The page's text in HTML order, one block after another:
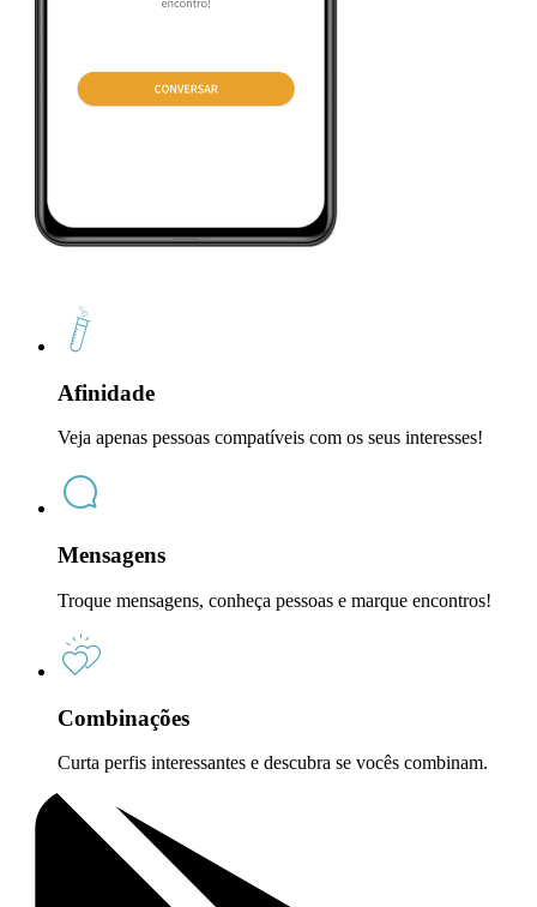
Afinidade
Veja apenas pessoas compatíveis com os seus interesses!
Mensagens
Troque mensagens, conheça pessoas e marque encontros!
Combinações
Curta perfis interessantes e descubra se vocês combinam.